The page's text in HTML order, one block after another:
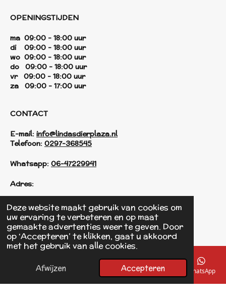
Deze website maakt gebruik van cookies om
uw ervaring te verbeteren en op maat
gemaakte advertenties weer te geven. Door
op ‘Accepteren’ te klikken, gaat u akkoord
met het gebruik van alle cookies.
Afwijzen Accepteren
OPENINGSTIJDEN
ma 09:00 - 18:00 uur
di 09:00 - 18:00 uur
wo 09:00 - 18:00 uur
do 09:00 - 18:00 uur
vr 09:00 - 18:00 uur
za 09:00 - 17:00 uur
CONTACT
E-mail: info@lindasdierplaza.nl
Telefoon: 0297-368545
Whatsapp: 06-47229941
Adres:
Einsteinstraat 125
1433 KH Kudelstaart
F
a
o
© 2017 - 2026 Linda's Dierplaza
E-mailadres Telefoonnummer Kaart Facebook WhatsApp